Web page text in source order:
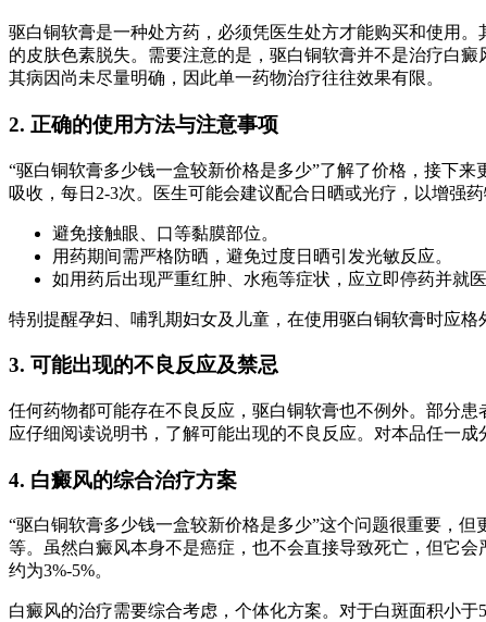
驱白铜软膏是一种处方药，必须凭医生处方才能购买和使用
的皮肤色素脱失。需要注意的是，驱白铜软膏并不是治疗白
其病因尚未尽量明确，因此单一药物治疗往往效果有限。
2. 正确的使用方法与注意事项
“驱白铜软膏多少钱一盒较新价格是多少”了解了价格，接下
吸收，每日2-3次。医生可能会建议配合日晒或光疗，以增强
避免接触眼、口等黏膜部位。
用药期间需严格防晒，避免过度日晒引发光敏反应。
如用药后出现严重红肿、水疱等症状，应立即停药并就医
特别提醒孕妇、哺乳期妇女及儿童，在使用驱白铜软膏时应
3. 可能出现的不良反应及禁忌
任何药物都可能存在不良反应，驱白铜软膏也不例外。部分
应仔细阅读说明书，了解可能出现的不良反应。对本品任一成
4. 白癜风的综合治疗方案
“驱白铜软膏多少钱一盒较新价格是多少”这个问题很重要，
等。虽然白癜风本身不是癌症，也不会直接导致死亡，但它
约为3%-5%。
白癜风的治疗需要综合考虑，个体化方案。对于白斑面积小